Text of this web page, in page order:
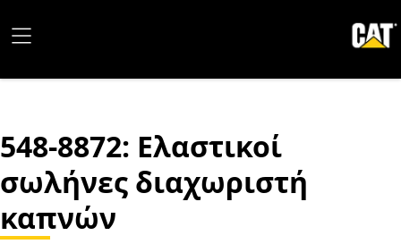
548-8872: Ελαστικοί
σωλήνες διαχωριστή
καπνών